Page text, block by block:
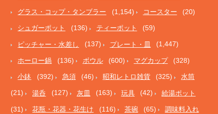
グラス・コップ・タンブラー (1,154) コースター (20)
シュガーポット (136) ティーポット (59)
ピッチャー・水差し (137) プレート・皿 (1,447)
ホーロー鍋 (136) ボウル (600) マグカップ (328)
小鉢 (392) 急須 (46) 昭和レトロ雑貨 (325) 水筒
(21) 湯呑 (127) 灰皿 (163) 玩具 (42) 給湯ポット
(31) 花瓶・花器・花生け (116) 茶碗 (65) 調味料入れ